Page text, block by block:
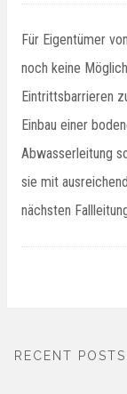
Für Eigentümer
noch keine
Eintrittsbarrieren
Einbau einer
Abwasserleitung
sie mit
nächsten
RECENT POSTS